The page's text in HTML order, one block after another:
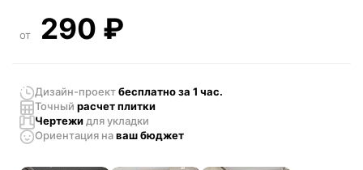
от 290 ₽
Дизайн-проектбесплатно за 1 час.
Точный расчет плитки
Чертежи для укладки
Ориентация наваш бюджет